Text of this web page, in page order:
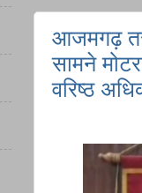
आजमगढ़
सामने
वरिष्ठ